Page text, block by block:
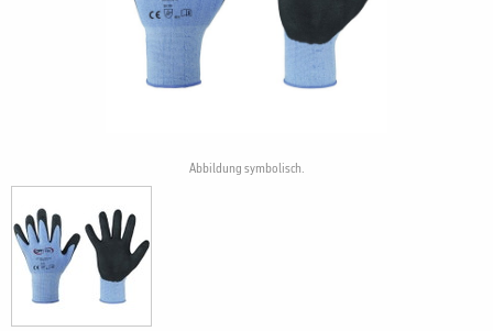
Abbildung symbolisch.